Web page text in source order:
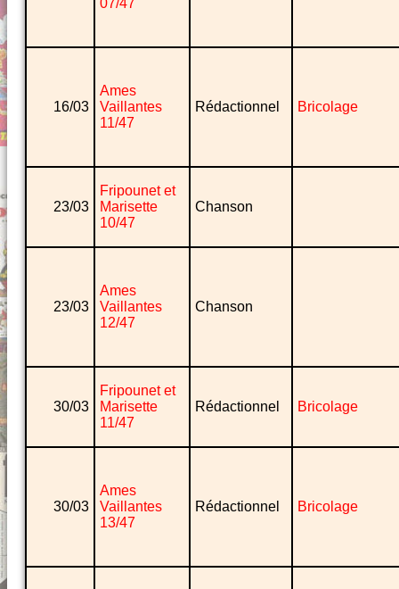
07/47
16/03
Ames
Vaillantes
11/47
Rédactionnel Bricolage
23/03
Fripounet et
Marisette
10/47
Chanson
23/03
Ames
Vaillantes
12/47
Chanson
30/03
Fripounet et
Marisette
11/47
Rédactionnel Bricolage
30/03
Ames
Vaillantes
13/47
Rédactionnel Bricolage